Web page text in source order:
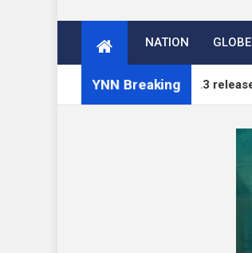
NATION GLOBE
YNN Breaking
blog: WordPress 7.0.3 release